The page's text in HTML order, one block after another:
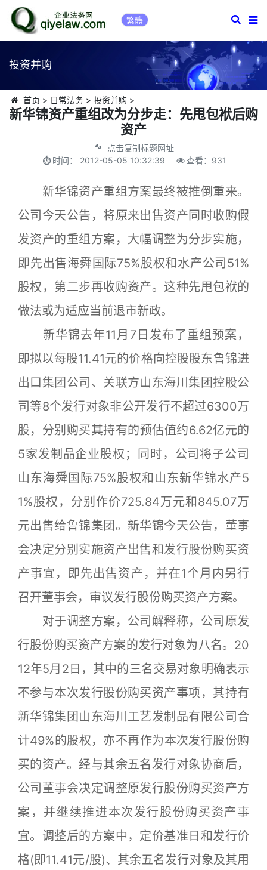
繁體
投资并购
首页 > 日常法务> 投资并购 >
新华锦资产重组改为分步走：先甩包袱后购
资产
点击复制标题网址
时间： 2012-05-05 10:32:39 查看： 931
新华锦资产重组方案最终被推倒重来。
公司今天公告，将原来出售资产同时收购假
发资产的重组方案，大幅调整为分步实施，
即先出售海舜国际75%股权和水产公司51%
股权，第二步再收购资产。这种先甩包袱的
做法或为适应当前退市新政。
新华锦去年11月7日发布了重组预案，
即拟以每股11.41元的价格向控股股东鲁锦进
出口集团公司、关联方山东海川集团控股公
司等8个发行对象非公开发行不超过6300万
股，分别购买其持有的预估值约6.62亿元的
5家发制品企业股权；同时，公司将子公司
山东海舜国际75%股权和山东新华锦水产5
1%股权，分别作价725.84万元和845.07万
元出售给鲁锦集团。新华锦今天公告，董事
会决定分别实施资产出售和发行股份购买资
产事宜，即先出售资产，并在1个月内另行
召开董事会，审议发行股份购买资产方案。
对于调整方案，公司解释称，公司原发
行股份购买资产方案的发行对象为八名。20
12年5月2日，其中的三名交易对象明确表示
不参与本次发行股份购买资产事项，其持有
新华锦集团山东海川工艺发制品有限公司合
计49%的股权，亦不再作为本次发行股份购
买的资产。经与其余五名发行对象协商后，
公司董事会决定调整原发行股份购买资产方
案，并继续推进本次发行股份购买资产事
宜。调整后的方案中，定价基准日和发行价
格(即11.41元/股)、其余五名发行对象及其用